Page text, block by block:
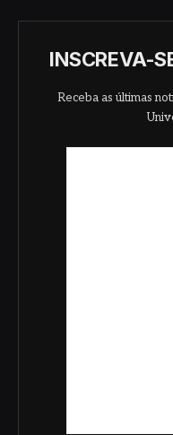
INSCREVA-
Receba as últimas